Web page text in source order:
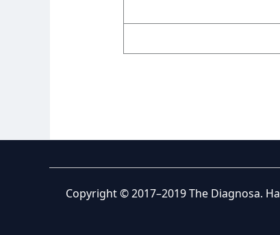
Copyright © 2017–2019 The Diagnosa.